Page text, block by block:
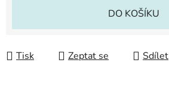
DO KOŠÍKU
Tisk Zeptat se Sdílet